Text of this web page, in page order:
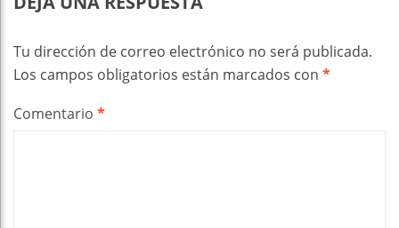
Tu dirección de correo electrónico no será publicada.
Los campos obligatorios están marcados con *
Comentario *